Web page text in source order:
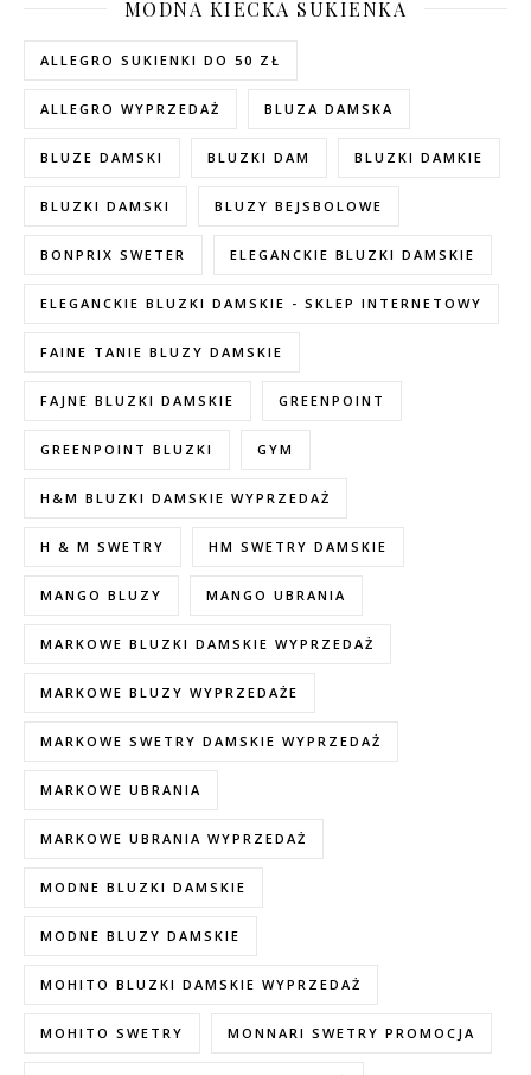
MODNA KIECKA SUKIENKA
ALLEGRO SUKIENKI DO 50 ZŁ
ALLEGRO WYPRZEDAŻ BLUZA DAMSKA
BLUZE DAMSKI BLUZKI DAM BLUZKI DAMKIE
BLUZKI DAMSKI BLUZY BEJSBOLOWE
BONPRIX SWETER ELEGANCKIE BLUZKI DAMSKIE
ELEGANCKIE BLUZKI DAMSKIE - SKLEP INTERNETOWY
FAINE TANIE BLUZY DAMSKIE
FAJNE BLUZKI DAMSKIE GREENPOINT
GREENPOINT BLUZKI GYM
H&M BLUZKI DAMSKIE WYPRZEDAŻ
H & M SWETRY HM SWETRY DAMSKIE
MANGO BLUZY MANGO UBRANIA
MARKOWE BLUZKI DAMSKIE WYPRZEDAŻ
MARKOWE BLUZY WYPRZEDAŻE
MARKOWE SWETRY DAMSKIE WYPRZEDAŻ
MARKOWE UBRANIA
MARKOWE UBRANIA WYPRZEDAŻ
MODNE BLUZKI DAMSKIE
MODNE BLUZY DAMSKIE
MOHITO BLUZKI DAMSKIE WYPRZEDAŻ
MOHITO SWETRY MONNARI SWETRY PROMOCJA